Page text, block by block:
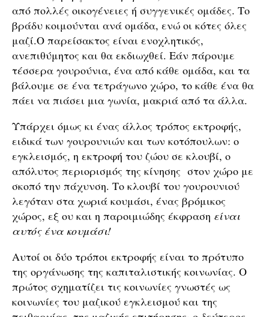
από πολλές οικογένειες ή συγγενικές ομάδες. Το
βράδυ κοιμούνται ανά ομάδα, ενώ οι κότες όλες
μαζί.Ο παρείσακτος είναι ενοχλητικός,
ανεπιθύμητος και θα εκδιωχθεί. Εάν πάρουμε
τέσσερα γουρούνια, ένα από κάθε ομάδα, και τα
βάλουμε σε ένα τετράγωνο χώρο, το κάθε ένα θα
πάει να πιάσει μια γωνία, μακριά από τα άλλα.
Υπάρχει όμως κι ένας άλλος τρόπος εκτροφής,
ειδικά των γουρουνιών και των κοτόπουλων: ο
εγκλεισμός, η εκτροφή του ζώου σε κλουβί, ο
απόλυτος περιορισμός της κίνησης στον χώρο με
σκοπό την πάχυνση. Το κλουβί του γουρουνιού
λεγόταν στα χωριά κουμάσι, ένας βρόμικος
χώρος, εξ ου και η παροιμιώδης έκφραση είναι
αυτός ένα κουμάσι!
Αυτοί οι δύο τρόποι εκτροφής είναι το πρότυπο
της οργάνωσης της καπιταλιστικής κοινωνίας. Ο
πρώτος σχηματίζει τις κοινωνίες γνωστές ως
κοινωνίες του μαζικού εγκλεισμού και της